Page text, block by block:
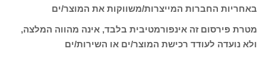
באחריות החברות המייצרות/משווקות את המוצר/ים
מטרת פירסום זה אינפורמטיבית בלבד, אינה מהווה המלצה,
ולא נועדה לעודד רכישת המוצר/ים או השירות/ים